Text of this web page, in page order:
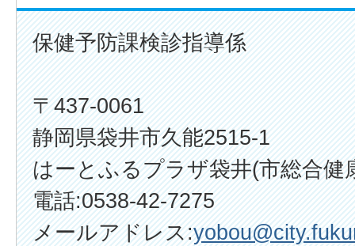
保健予防課検診指導係
〒437-0061
静岡県袋井市久能2515-1
はーとふるプラザ袋井(市総合健
電話:0538-42-7275
メールアドレス: